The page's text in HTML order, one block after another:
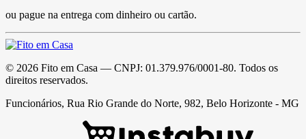
ou pague na entrega com dinheiro ou cartão.
© 2026 Fito em Casa — CNPJ: 01.379.976/0001-80. Todos os
direitos reservados.
Funcionários, Rua Rio Grande do Norte, 982, Belo Horizonte - MG